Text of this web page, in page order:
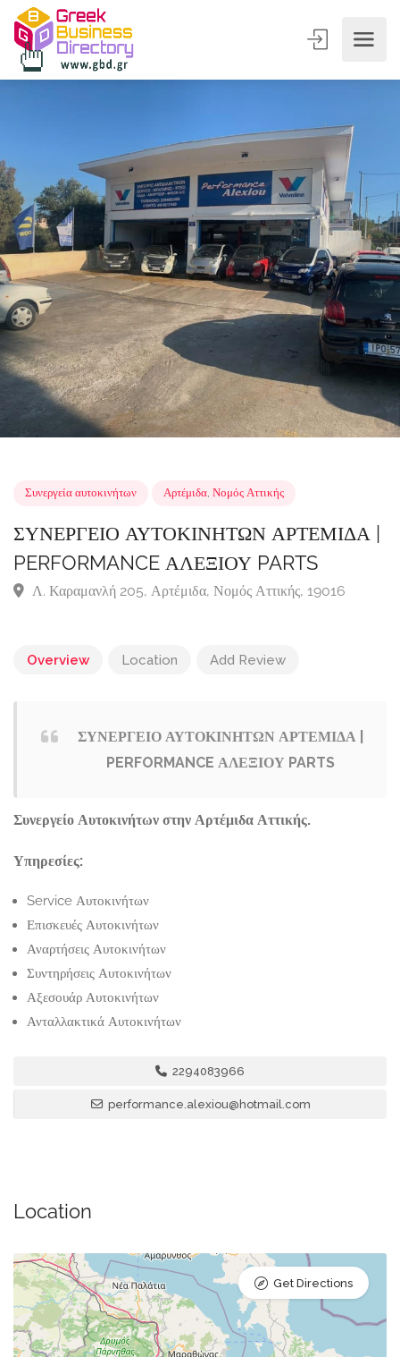
Συνεργεία αυτοκινήτων Αρτέμιδα Νομός Αττικής
ΣΥΝΕΡΓΕΙΟ ΑΥΤΟΚΙΝΗΤΩΝ
Overview Location Add Review
ΣΥΝΕΡΓΕΙΟ ΑΥΤΟΚΙΝΗΤΩΝ ΑΡΤΕΜΙΔΑ |
PERFORMANCE ΑΛΕΞΙΟΥ PARTS
Συνεργείο Αυτοκινήτων στην Αρτέμιδα Αττικής.
Υπηρεσίες:
Service Αυτοκινήτων
Επισκευές Αυτοκινήτων
Αναρτήσεις Αυτοκινήτων
Συντηρήσεις Αυτοκινήτων
Αξεσουάρ Αυτοκινήτων
Ανταλλακτικά Αυτοκινήτων
2294083966
performance.alexiou@hotmail.com
Location
Get Directions